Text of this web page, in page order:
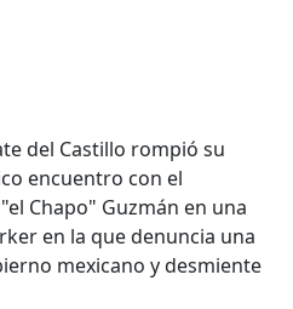
del Castillo rompió su
encuentro con el
Chapo" Guzmán en una
en la que denuncia una
mexicano y desmiente